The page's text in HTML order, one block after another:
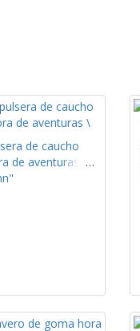
de caucho
de aventuras